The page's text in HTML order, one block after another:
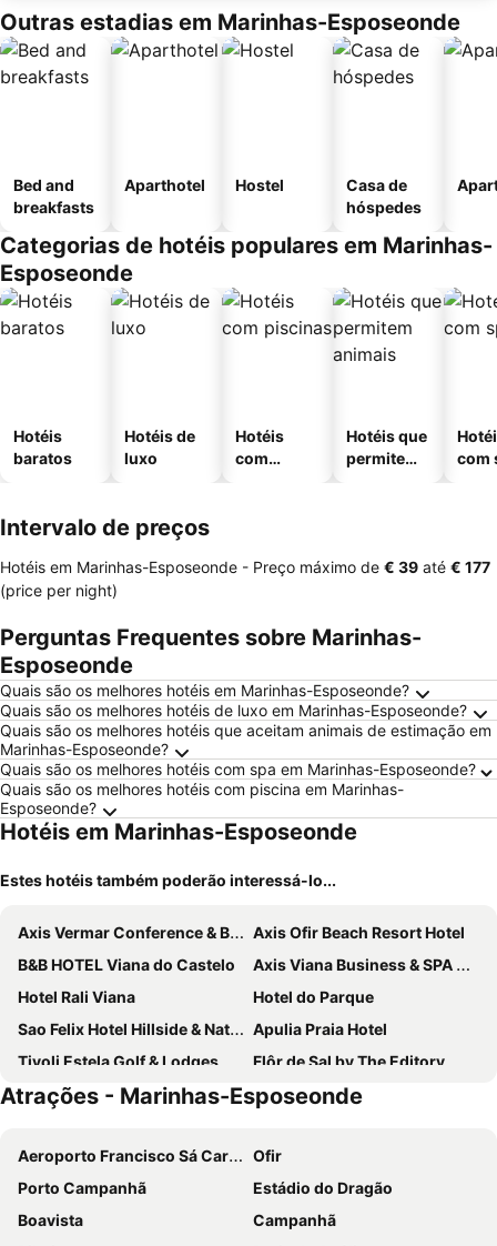
Outras estadias em Marinhas-Esposeonde
Bed and
breakfasts
Aparthotel Hostel
Casa de
hóspedes
Categorias de hotéis populares em Marinhas-
Esposeonde
Hotéis
baratos
Hotéis de
luxo
Hotéis
com
Hotéis que
permitem
com
Intervalo de preços
Hotéis em Marinhas-Esposeonde - Preço máximo de ‎€ 39 até ‎€ 177
(price per night)
Perguntas Frequentes sobre Marinhas-
Esposeonde
Quais são os melhores hotéis em Marinhas-Esposeonde?
Quais são os melhores hotéis de luxo em Marinhas-Esposeonde?
Quais são os melhores hotéis que aceitam animais de estimação em
Marinhas-Esposeonde?
Quais são os melhores hotéis com spa em Marinhas-Esposeonde?
Quais são os melhores hotéis com piscina em Marinhas-
Esposeonde?
Hotéis em Marinhas-Esposeonde
Estes hotéis também poderão interessá-lo...
Axis Vermar Conference & Beach Hotel
Axis Ofir Beach Resort Hotel
B&B HOTEL Viana do Castelo
Axis Viana Business & SPA Hotel
Hotel Rali Viana
Hotel do Parque
Sao Felix Hotel Hillside & Nature
Apulia Praia Hotel
Tivoli Estela Golf & Lodges Porto
Flôr de Sal by The Editory
THE ONE Grand Hotel da Póvoa - by MHMB Hospitality
Hotel Suave Mar
AP Dona Aninhas
Hotel Torre Mar
Hotel Jardim Viana do Castelo
Varzinn Hotel
Vila Gale Collection Ponte de Lima Vineyards Hotel
Luso Brasileiro
Atrações - Marinhas-Esposeonde
Aeroporto Francisco Sá Carneiro
Ofir
Porto Campanhã
Estádio do Dragão
Boavista
Campanhã